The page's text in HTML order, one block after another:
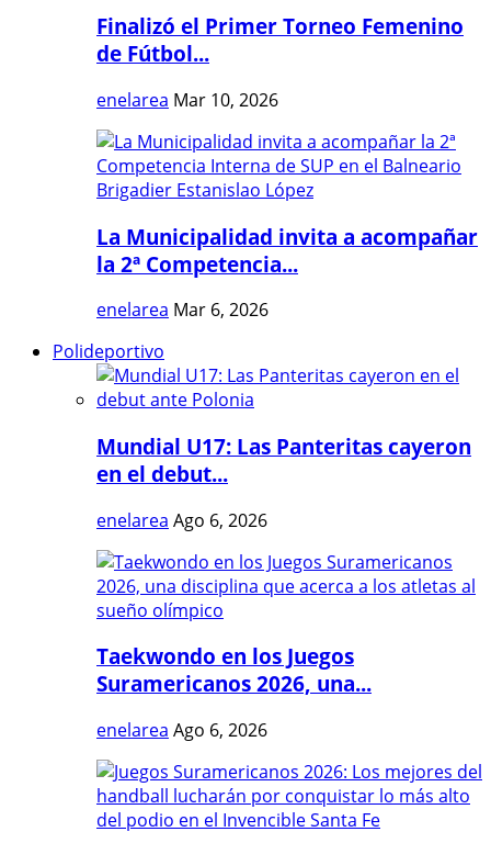
Finalizó el Primer Torneo Femenino
de Fútbol...
enelarea Mar 10, 2026
La Municipalidad invita a acompañar
la 2ª Competencia...
enelarea Mar 6, 2026
Polideportivo
Mundial U17: Las Panteritas cayeron
en el debut...
enelarea Ago 6, 2026
Taekwondo en los Juegos
Suramericanos 2026, una...
enelarea Ago 6, 2026